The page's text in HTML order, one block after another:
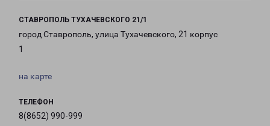
СТАВРОПОЛЬ ТУХАЧЕВСКОГО 21/1
город Ставрополь, улица Тухачевского, 21 корпус
1
на карте
ТЕЛЕФОН
8(8652) 990-999